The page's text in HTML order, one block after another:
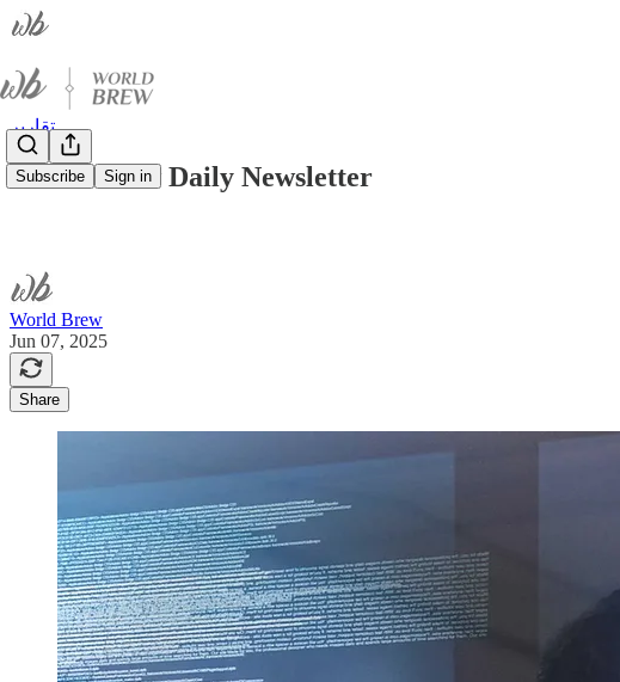
Subscribe Sign in
تقارير
World Brew Daily Newsletter
World Brew
Jun 07, 2025
Share